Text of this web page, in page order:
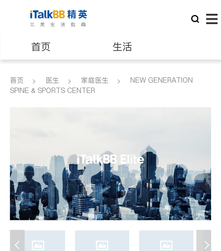
首页 生活
医生 律师
养老 非盈利组织
首页 医生 家庭医生
NEW GENERATION
SPINE & SPORTS CENTER